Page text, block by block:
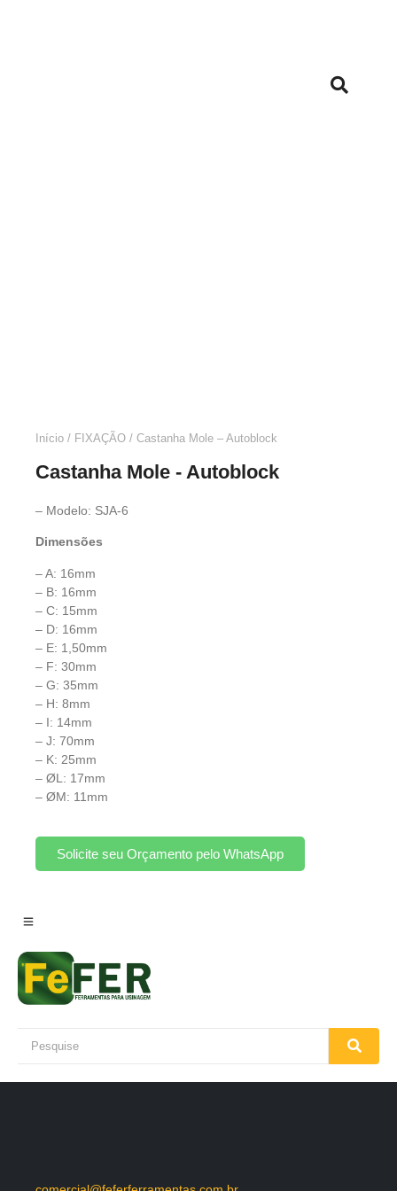
Início / FIXAÇÃO / Castanha Mole – Autoblock
Castanha Mole - Autoblock
– Modelo: SJA-6
Dimensões
– A: 16mm
– B: 16mm
– C: 15mm
– D: 16mm
– E: 1,50mm
– F: 30mm
– G: 35mm
– H: 8mm
– I: 14mm
– J: 70mm
– K: 25mm
– ØL: 17mm
– ØM: 11mm
Solicite seu Orçamento pelo WhatsApp